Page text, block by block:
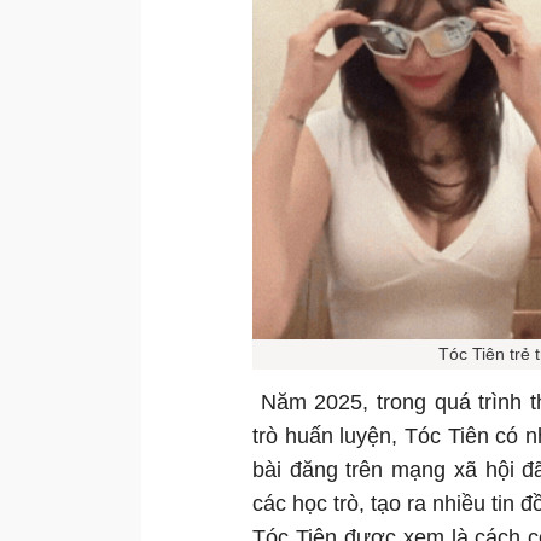
Tóc Tiên trẻ
Năm 2025, trong quá trình
trò huấn luyện, Tóc Tiên có
bài đăng trên mạng xã hội
các học trò, tạo ra nhiều tin